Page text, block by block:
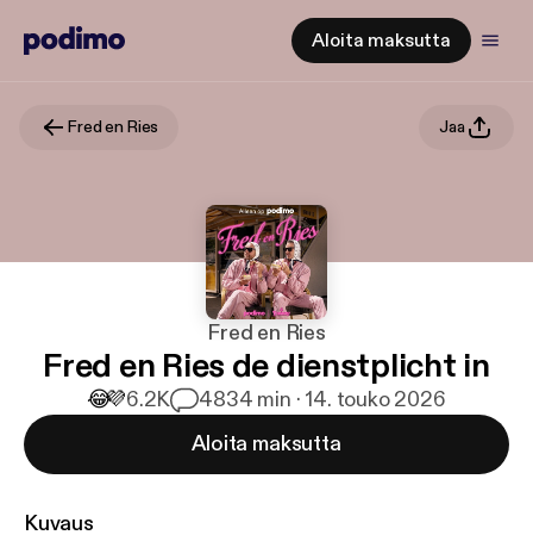
Aloita maksutta
Fred en Ries Jaa
Fred en Ries
Fred en Ries de dienstplicht in
😂💜6.2K 4834 min · 14. touko 2026
Aloita maksutta
Kuvaus